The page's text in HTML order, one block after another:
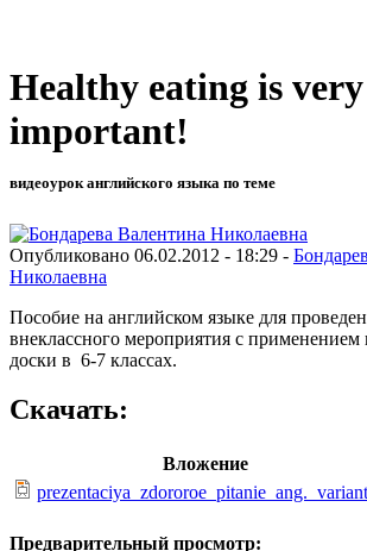
Healthy eating is very
important!
видеоурок английского языка по теме
Опубликовано 06.02.2012 - 18:29 -
Николаевна
Пособие на английском языке для
внеклассного мероприятия с применением
доски в 6-7 классах.
Скачать:
Вложение
Предварительный просмотр: